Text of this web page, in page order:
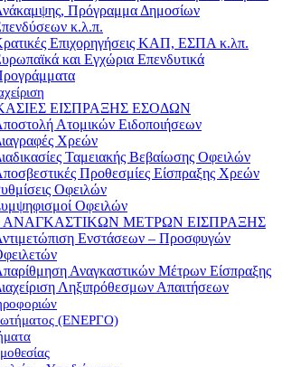
Πρόγραμμα Δημοσίων
κ.λ.π.
Επιχορηγήσεις ΚΑΠ, ΕΣΠΑ κ.λπ.
και Εγχώρια Επενδυτικά
ΕΙΣΠΡΑΞΗΣ ΕΣΟΔΩΝ
Ατομικών Ειδοποιήσεων
Χρεών
Ταμειακής Βεβαίωσης Οφειλών
Προθεσμίες Είσπραξης Χρεών
Οφειλών
Οφειλών
ΜΕΤΡΩΝ ΕΙΣΠΡΑΞΗΣ
Ενστάσεων – Προσφυγών
Αναγκαστικών Μέτρων Είσπραξης
Ληξιπρόθεσμων Απαιτήσεων
(ΕΝΕΡΓΟ)